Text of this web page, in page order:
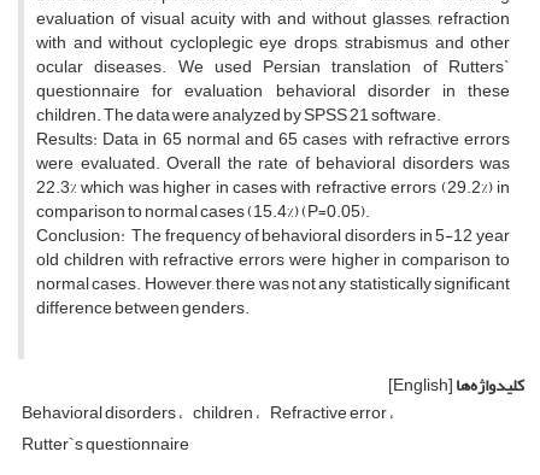
evaluation of visual acuity with and without glasses, refraction
with and without cycloplegic eye drops, strabismus and other
ocular diseases. We used Persian translation of Rutters`
questionnaire for evaluation behavioral disorder in these
children. The data were analyzed by SPSS 21 software.
Results: Data in 65 normal and 65 cases with refractive errors
were evaluated. Overall the rate of behavioral disorders was
22.3% which was higher in cases with refractive errors (29.2%) in
comparison to normal cases (15.4%) (P=0.05).
Conclusion: The frequency of behavioral disorders in 5-12 year
old children with refractive errors were higher in comparison to
normal cases. However, there was not any statistically significant
difference between genders.
کلیدواژه‌ها[English]
Behavioral disorders children Refractive error
Rutter`s questionnaire